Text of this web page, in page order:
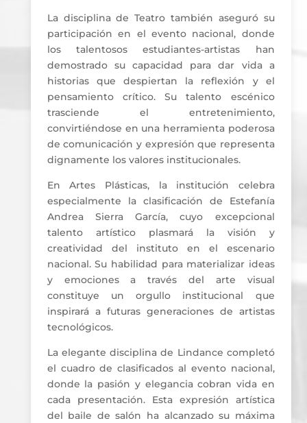
La disciplina de Teatro también aseguró su
participación en el evento nacional, donde
los talentosos estudiantes-artistas han
demostrado su capacidad para dar vida a
historias que despiertan la reflexión y el
pensamiento crítico. Su talento escénico
trasciende el entretenimiento,
convirtiéndose en una herramienta poderosa
de comunicación y expresión que representa
dignamente los valores institucionales.
En Artes Plásticas, la institución celebra
especialmente la clasificación de Estefanía
Andrea Sierra García, cuyo excepcional
talento artístico plasmará la visión y
creatividad del instituto en el escenario
nacional. Su habilidad para materializar ideas
y emociones a través del arte visual
constituye un orgullo institucional que
inspirará a futuras generaciones de artistas
tecnológicos.
La elegante disciplina de Lindance completó
el cuadro de clasificados al evento nacional,
donde la pasión y elegancia cobran vida en
cada presentación. Esta expresión artística
del baile de salón ha alcanzado su máxima